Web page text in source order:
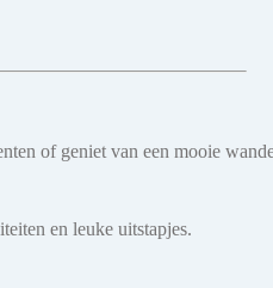
of geniet van een mooie
en leuke uitstapjes.